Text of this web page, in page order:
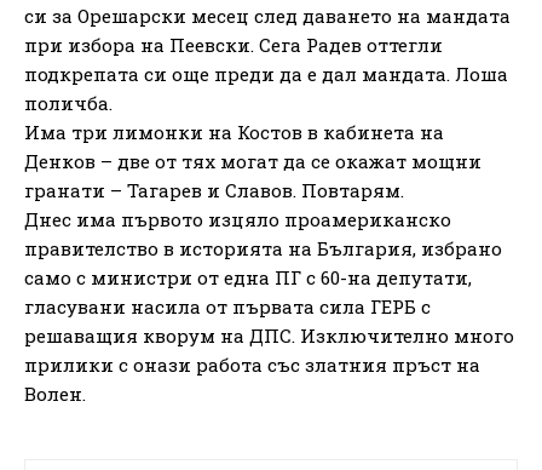
си за Орешарски месец след даването на мандата
при избора на Пеевски. Сега Радев оттегли
подкрепата си още преди да е дал мандата. Лоша
поличба.
Има три лимонки на Костов в кабинета на
Денков – две от тях могат да се окажат мощни
гранати – Тагарев и Славов. Повтарям.
Днес има първото изцяло проамериканско
правителство в историята на България, избрано
само с министри от една ПГ с 60-на депутати,
гласувани насила от първата сила ГЕРБ с
решаващия кворум на ДПС. Изключително много
прилики с онази работа със златния пръст на
Волен.